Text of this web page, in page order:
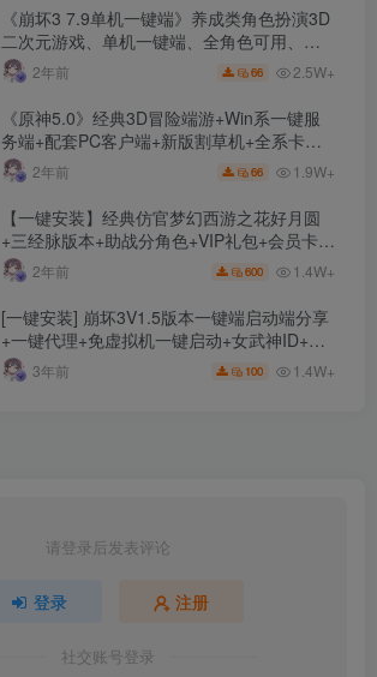
《崩坏3 7.9单机一键端》养成类角色扮演3D
二次元游戏、单机一键端、全角色可用、无
限资源、附带保姆级安装教程
2年前 66 2.5W+
《原神5.0》经典3D冒险端游+Win系一键服
务端+配套PC客户端+新版割草机+全系卡池
文件2年前 66 1.9W+
【一键安装】经典仿官梦幻西游之花好月圆
+三经脉版本+助战分角色+VIP礼包+会员卡
+剧情活动+视频搭建及其他修改资料
2年前 600 1.4W+
[一键安装] 崩坏3V1.5版本一键端启动端分享
+一键代理+免虚拟机一键启动+女武神ID+详
细指令+极简一键修改
3年前 100 1.4W+
请登录后发表评论
登录 注册
社交账号登录